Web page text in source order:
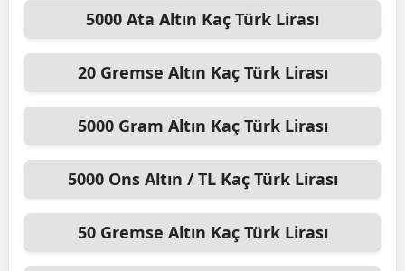
5000 Ata Altın Kaç Türk Lirası
20 Gremse Altın Kaç Türk Lirası
5000 Gram Altın Kaç Türk Lirası
5000 Ons Altın / TLKaç Türk Lirası
50 Gremse Altın Kaç Türk Lirası